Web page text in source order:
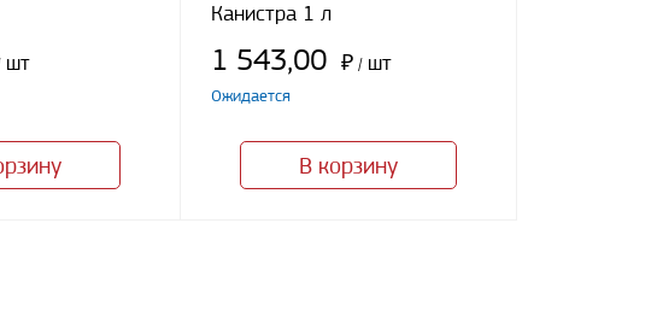
шт
Канистра 1 л
1 543,00 ₽ / шт
Ожидается
В корзину